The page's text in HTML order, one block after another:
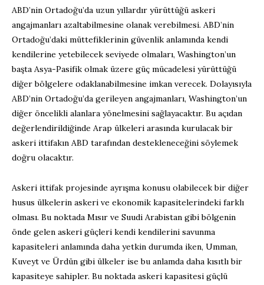
ABD’nin Ortadoğu’da uzun yıllardır yürüttüğü askeri
angajmanları azaltabilmesine olanak verebilmesi. ABD’nin
Ortadoğu’daki müttefiklerinin güvenlik anlamında kendi
kendilerine yetebilecek seviyede olmaları, Washington’un
başta Asya-Pasifik olmak üzere güç mücadelesi yürüttüğü
diğer bölgelere odaklanabilmesine imkan verecek. Dolayısıyla
ABD’nin Ortadoğu’da gerileyen angajmanları, Washington’un
diğer öncelikli alanlara yönelmesini sağlayacaktır. Bu açıdan
değerlendirildiğinde Arap ülkeleri arasında kurulacak bir
askeri ittifakın ABD tarafından destekleneceğini söylemek
doğru olacaktır.
Askeri ittifak projesinde ayrışma konusu olabilecek bir diğer
husus ülkelerin askeri ve ekonomik kapasitelerindeki farklı
olması. Bu noktada Mısır ve Suudi Arabistan gibi bölgenin
önde gelen askeri güçleri kendi kendilerini savunma
kapasiteleri anlamında daha yetkin durumda iken, Umman,
Kuveyt ve Ürdün gibi ülkeler ise bu anlamda daha kısıtlı bir
kapasiteye sahipler. Bu noktada askeri kapasitesi güçlü